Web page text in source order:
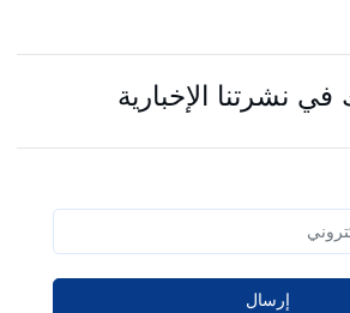
نشرتنا الإخبارية
إرسال